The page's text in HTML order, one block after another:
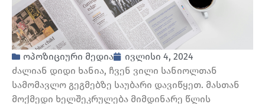
ოპოზიციური მედია
ივლისი 4, 2024
ძალიან დიდი ხანია, ჩვენ ვილი სანიოლთან
სამომავლო გეგმებზე საუბარი დავიწყეთ. მასთან
მოქმედი ხელშეკრულება მიმდინარე წლის